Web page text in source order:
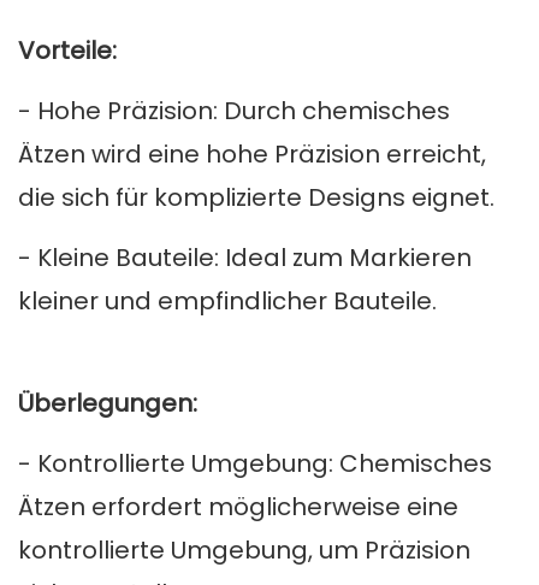
Vorteile:
- Hohe Präzision: Durch chemisches
Ätzen wird eine hohe Präzision erreicht,
die sich für komplizierte Designs eignet.
- Kleine Bauteile: Ideal zum Markieren
kleiner und empfindlicher Bauteile.
Überlegungen:
- Kontrollierte Umgebung: Chemisches
Ätzen erfordert möglicherweise eine
kontrollierte Umgebung, um Präzision